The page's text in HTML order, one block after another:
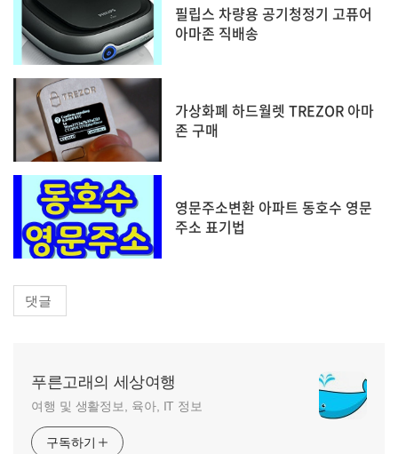
필립스 차량용 공기청정기 고퓨어
아마존 직배송
가상화폐 하드월렛 TREZOR 아마
존 구매
영문주소변환 아파트 동호수 영문
주소 표기법
댓글
푸른고래의 세상여행
여행 및 생활정보, 육아, IT 정보
구독하기